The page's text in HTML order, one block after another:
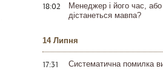
18:02
Менеджер і його час,
дістанеться мавпа?
14 Липня
17:31 Систематична помилка